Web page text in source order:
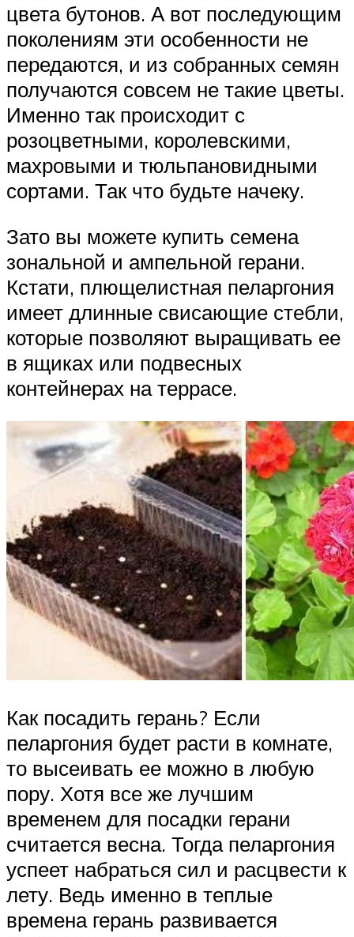
цвета бутонов. А вот последующим
поколениям эти особенности не
передаются, и из собранных семян
получаются совсем не такие цветы.
Именно так происходит с
розоцветными, королевскими,
махровыми и тюльпановидными
сортами. Так что будьте начеку.
Зато вы можете купить семена
зональной и ампельной герани.
Кстати, плющелистная пеларгония
имеет длинные свисающие стебли,
которые позволяют выращивать ее
в ящиках или подвесных
контейнерах на террасе.
Как посадить герань? Если
пеларгония будет расти в комнате,
то высеивать ее можно в любую
пору. Хотя все же лучшим
временем для посадки герани
считается весна. Тогда пеларгония
успеет набраться сил и расцвести к
лету. Ведь именно в теплые
времена герань развивается